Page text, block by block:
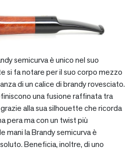
semicurva è unico nel suo
si fa notare per il suo corpo mezzo
di un calice di brandy rovesciato.
una fusione raffinata tra
alla sua silhouette che ricorda
pera ma con un twist più
mani la Brandy semicurva è
Beneficia, inoltre, di uno